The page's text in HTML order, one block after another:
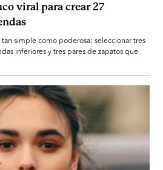
viral para crear 27
simple como poderosa: seleccionar tres
inferiores y tres pares de zapatos que